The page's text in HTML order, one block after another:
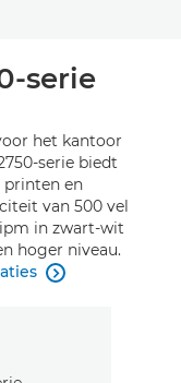
serie
het kantoor
serie biedt
en
van 500 vel
in zwart-wit
hoger niveau.
